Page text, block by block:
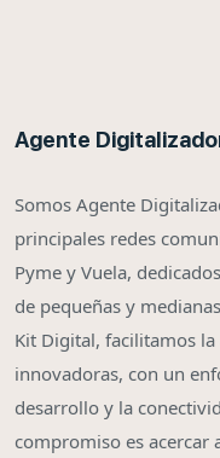
Agente
Somos Agente
principales redes
Pyme y Vuela,
de pequeñas y
Kit Digital, facilitamos
innovadoras, con un
desarrollo y la
compromiso es acercar